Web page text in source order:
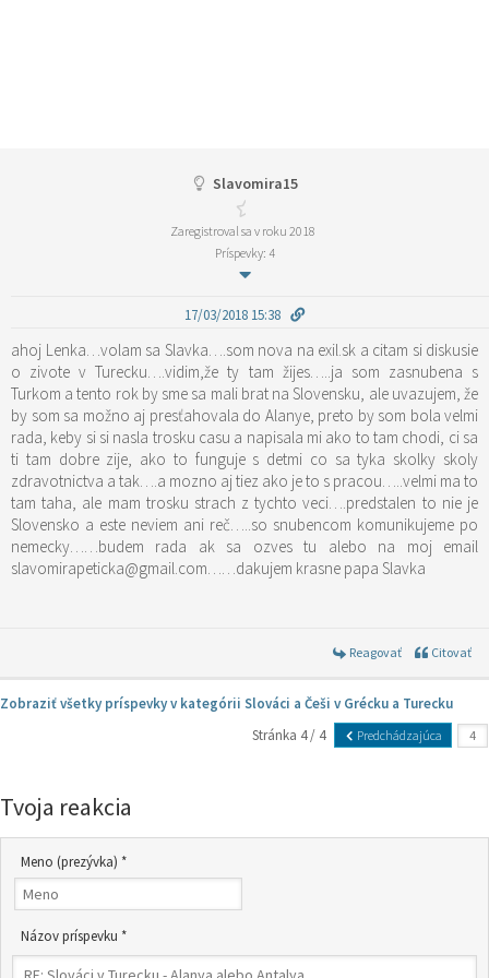
Slavomira15
Zaregistroval sa v roku 2018
Príspevky: 4
17/03/2018 15:38
ahoj Lenka…volam sa Slavka….som nova na exil.sk a citam si diskusie
o zivote v Turecku….vidim,že ty tam žijes…..ja som zasnubena s
Turkom a tento rok by sme sa mali brat na Slovensku, ale uvazujem, že
by som sa možno aj presťahovala do Alanye, preto by som bola velmi
rada, keby si si nasla trosku casu a napisala mi ako to tam chodi, ci sa
ti tam dobre zije, ako to funguje s detmi co sa tyka skolky skoly
zdravotnictva a tak….a mozno aj tiez ako je to s pracou…..velmi ma to
tam taha, ale mam trosku strach z tychto veci….predstalen to nie je
Slovensko a este neviem ani reč…..so snubencom komunikujeme po
nemecky……budem rada ak sa ozves tu alebo na moj email
slavomirapeticka@gmail.com……dakujem krasne papa Slavka
Reagovať Citovať
Zobraziť všetky príspevky v kategórii Slováci a Češi v Grécku a Turecku
Stránka 4 / 4
Predchádzajúca
Tvoja reakcia
Meno (prezývka) *
Názov príspevku *